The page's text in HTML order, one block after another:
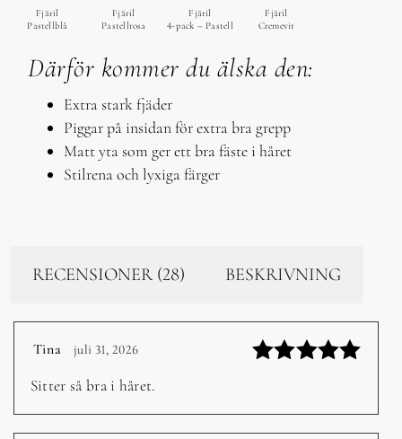
Fjäril
Pastellblå
Fjäril
Pastellrosa
Fjäril
4-pack – Pastell
Fjäril
Cremevit
Därför kommer du älska den:
Extra stark fjäder
Piggar på insidan för extra bra grepp
Matt yta som ger ett bra fäste i håret
Stilrena och lyxiga färger
RECENSIONER (28) BESKRIVNING
Tina juli 31, 2026
Sitter så bra i håret.